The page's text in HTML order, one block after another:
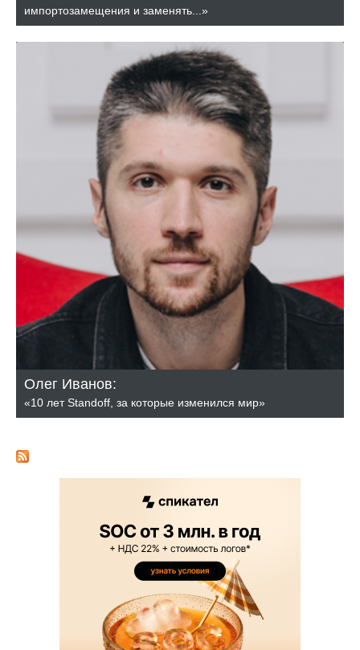
импортозамещения и заменять...»
Олег Иванов:
«10 лет Standoff, за которые изменился мир»